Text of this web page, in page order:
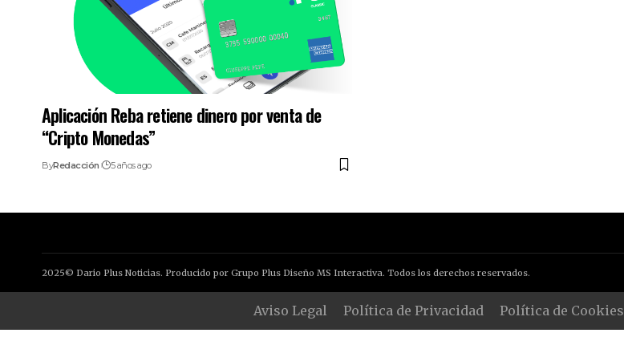
Aplicación Reba retiene dinero por venta de
“Cripto Monedas”
ByRedacción 5 años ago
2025© Dario Plus Noticias. Producido por Grupo Plus Diseño MS Interactiva. Todos los derechos reservados.
Aviso Legal Política de Privacidad Política de Cookies